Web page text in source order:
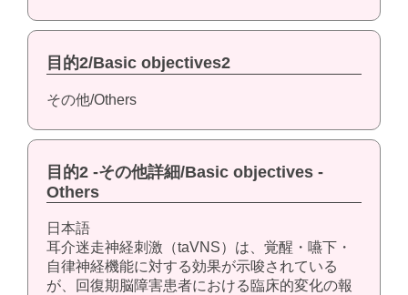
目的2/Basic objectives2
その他/Others
目的2 -その他詳細/Basic objectives -
Others
日本語
耳介迷走神経刺激（taVNS）は、覚醒・嚥下・
自律神経機能に対する効果が示唆されている
が、回復期脳障害患者における臨床的変化の報